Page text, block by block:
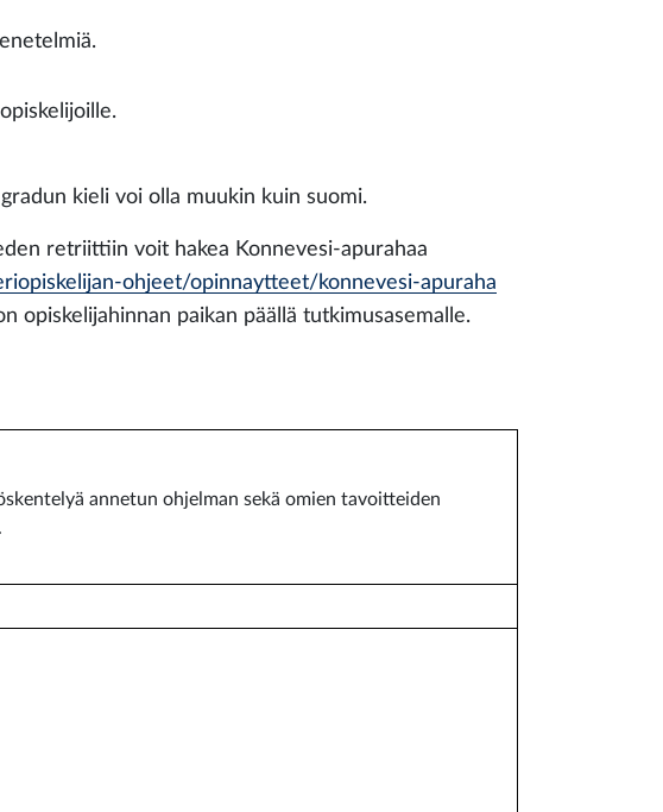
kieli voi olla muukin kuin suomi.
retriittiin voit hakea Konnevesi-apurahaa
ohjeet/opinnaytteet/konnevesi-apuraha
opiskelijahinnan paikan päällä tutkimusasemalle.
annetun ohjelman sekä omien tavoitteiden